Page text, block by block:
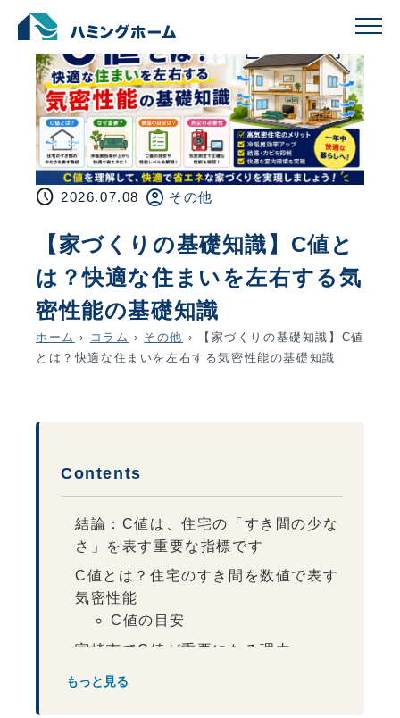
schedule 2026.07.08 account_circle その他
【家づくりの基礎知識】C値と
は？快適な住まいを左右する気
密性能の基礎知識
ホーム › コラム › その他 › 【家づくりの基礎知識】C値
とは？快適な住まいを左右する気密性能の基礎知識
Contents
結論：C値は、住宅の「すき間の少な
さ」を表す重要な指標です
C値とは？住宅のすき間を数値で表す
気密性能
C値の目安
宮崎市でC値が重要になる理由
C値だけでは快適な家にならない理由
もっと見る